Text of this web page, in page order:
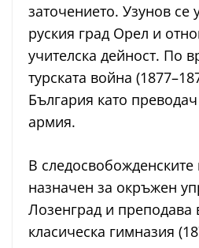
заточението. Узунов се
руския град Орел и
учителска дейност. По
турската война
България като
армия.
В следосвобожденските
назначен за окръжен
Лозенград и преподава
класическа гимназия